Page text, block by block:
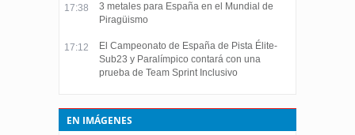
17:38
3 metales para España en el Mundial de
Piragüismo
17:12
El Campeonato de España de Pista Élite-
Sub23 y Paralímpico contará con una
prueba de Team Sprint Inclusivo
EN IMÁGENES